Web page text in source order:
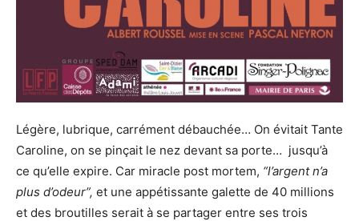
Légère, lubrique, carrément débauchée… On évitait Tante
Caroline, on se pinçait le nez devant sa porte… jusqu’à
ce qu’elle expire. Car miracle post mortem, “l’argent n’a
plus d’odeur”, et une appétissante galette de 40 millions
et des broutilles serait à se partager entre ses trois